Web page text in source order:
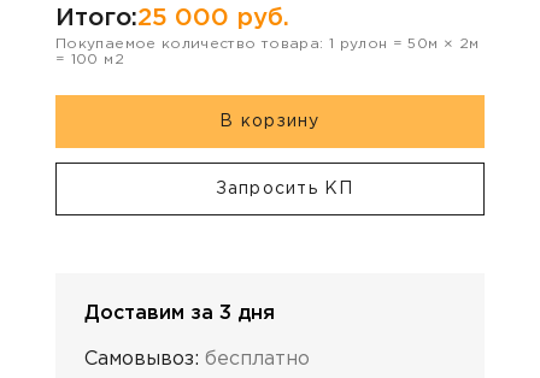
Итого:25 000 руб.
Покупаемое количество товара: 1 рулон =50м × 2м
= 100 м2
В корзину
Запросить КП
Доставим за 3 дня
Самовывоз: бесплатно